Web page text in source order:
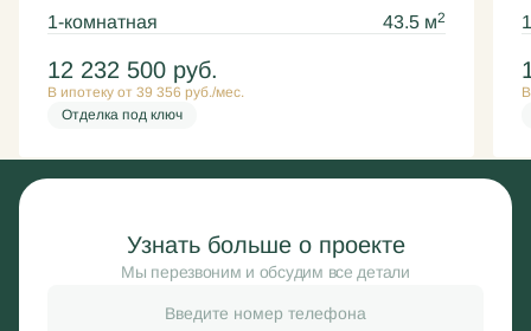
1-комнатная 43.5 м2
12 232 500 руб.
В ипотеку от 39 356 руб./мес.
Отделка под ключ
Узнать больше о проекте
Мы перезвоним и обсудим все детали